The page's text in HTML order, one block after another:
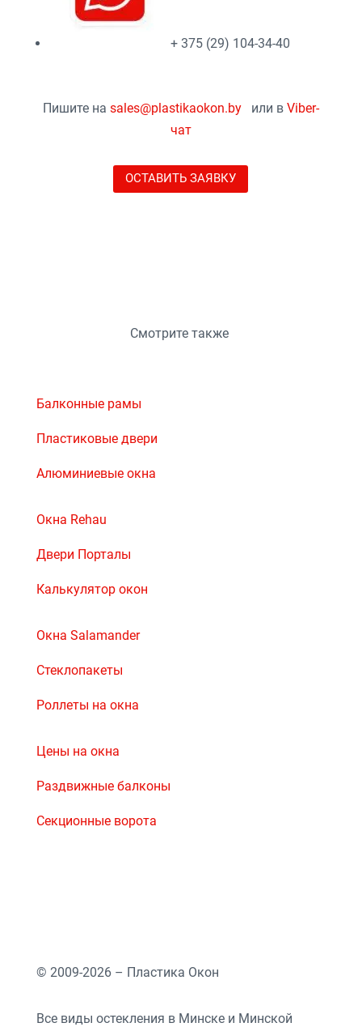
+ 375 (29) 104-34-40
Пишите на sales@plastikaokon.by или в Viber-
чат
ОСТАВИТЬ ЗАЯВКУ
Смотрите также
Балконные рамы
Пластиковые двери
Алюминиевые окна
Окна Rehau
Двери Порталы
Калькулятор окон
Окна Salamander
Стеклопакеты
Роллеты на окна
Цены на окна
Раздвижные балконы
Секционные ворота
© 2009-2026 – Пластика Окон
Все виды остекления в Минске и Минской